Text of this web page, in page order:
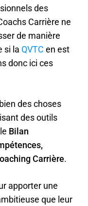
des
Carrière ne
de manière
si la QVTC en est
donc ici ces
des choses
des outils
Bilan
Carrière.
apporter une
que leur